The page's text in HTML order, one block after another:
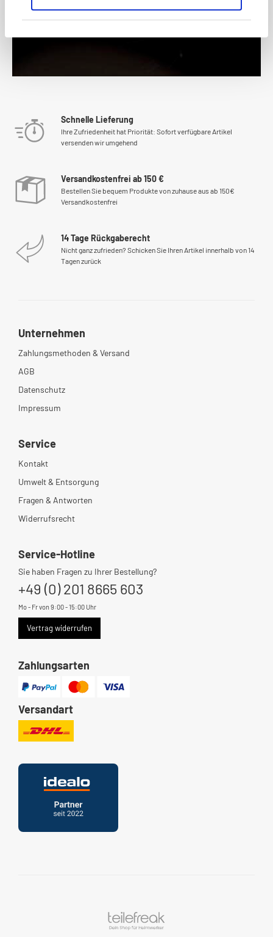
Schnelle Lieferung
Ihre Zufriedenheit hat Priorität: Sofort verfügbare Artikel
versenden wir umgehend
Versandkostenfrei ab 150 €
Bestellen Sie bequem Produkte von zuhause aus ab 150€
Versandkostenfrei
14 Tage Rückgaberecht
Nicht ganz zufrieden? Schicken Sie Ihren Artikel innerhalb von 14
Tagen zurück
Unternehmen
Zahlungsmethoden & Versand
AGB
Datenschutz
Impressum
Service
Kontakt
Umwelt & Entsorgung
Fragen & Antworten
Widerrufsrecht
Service-Hotline
Sie haben Fragen zu Ihrer Bestellung?
+49 (0) 201 8665 603
Mo - Fr von 9:00 - 15:00 Uhr
Vertrag widerrufen
Zahlungsarten
Versandart